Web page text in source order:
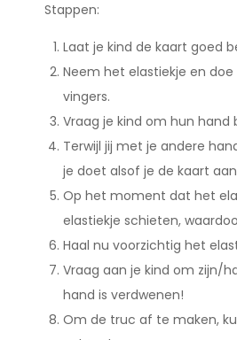
Stappen:
Laat je kind de kaart goed
Neem het elastiekje en
vingers.
Vraag je kind om hun hand
Terwijl jij met je andere
je doet alsof je de kaart
Op het moment dat het
elastiekje schieten,
Haal nu voorzichtig het
Vraag aan je kind om zijn/
hand is verdwenen!
Om de truc af te maken,